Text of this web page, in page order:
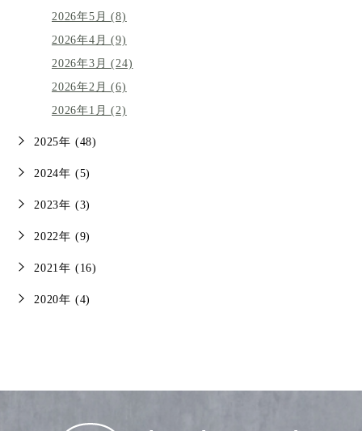
2026年5月 (8)
2026年4月 (9)
2026年3月 (24)
2026年2月 (6)
2026年1月 (2)
2025年 (48)
2024年 (5)
2023年 (3)
2022年 (9)
2021年 (16)
2020年 (4)